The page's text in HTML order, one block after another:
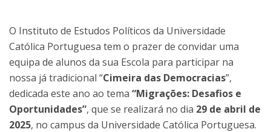
O Instituto de Estudos Políticos da Universidade
Católica Portuguesa tem o prazer de convidar uma
equipa de alunos da sua Escola para participar na
nossa já tradicional “Cimeira das Democracias”,
dedicada este ano ao tema “Migrações: Desafios e
Oportunidades”, que se realizará no dia 29 de abril de
2025, no campus da Universidade Católica Portuguesa.